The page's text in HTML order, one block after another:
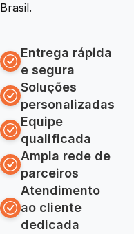
Brasil.
Entrega rápida
e segura
Soluções
personalizadas
Equipe
qualificada
Ampla rede de
parceiros
Atendimento
ao cliente
dedicada